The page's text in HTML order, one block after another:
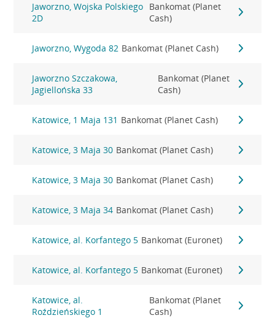
Jaworzno, Wojska Polskiego
2D
Bankomat (Planet
Cash)
Jaworzno, Wygoda 82 Bankomat (Planet Cash)
Jaworzno Szczakowa,
Jagiellońska 33
Bankomat (Planet
Cash)
Katowice, 1 Maja 131 Bankomat (Planet Cash)
Katowice, 3 Maja 30 Bankomat (Planet Cash)
Katowice, 3 Maja 30 Bankomat (Planet Cash)
Katowice, 3 Maja 34 Bankomat (Planet Cash)
Katowice, al. Korfantego 5 Bankomat (Euronet)
Katowice, al. Korfantego 5 Bankomat (Euronet)
Katowice, al.
Roździeńskiego 1
Bankomat (Planet
Cash)